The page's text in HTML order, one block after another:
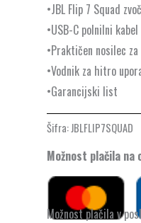
•JBL Flip 7 Squad
•USB-C polnilni kabel
•Praktičen nosilec za
•Vodnik za hitro
•Garancijski list
Šifra:JBLFLIP7SQUAD
Možnost plačila na
Možnost plačila v